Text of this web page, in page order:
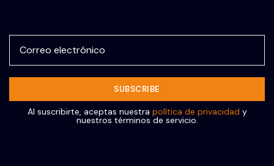
Al suscribirte, aceptas nuestra política de privacidad y
nuestros términos de servicio.